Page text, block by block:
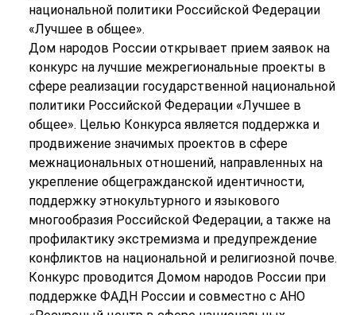
национальной политики Российской Федерации
«Лучшее в общее».
Дом народов России открывает прием заявок на
конкурс на лучшие межрегиональные проекты в
сфере реализации государственной национальной
политики Российской Федерации «Лучшее в
общее». Целью Конкурса является поддержка и
продвижение значимых проектов в сфере
межнациональных отношений, направленных на
укрепление общегражданской идентичности,
поддержку этнокультурного и языкового
многообразия Российской Федерации, а также на
профилактику экстремизма и предупреждение
конфликтов на национальной и религиозной почве.
Конкурс проводится Домом народов России при
поддержке ФАДН России и совместно с АНО